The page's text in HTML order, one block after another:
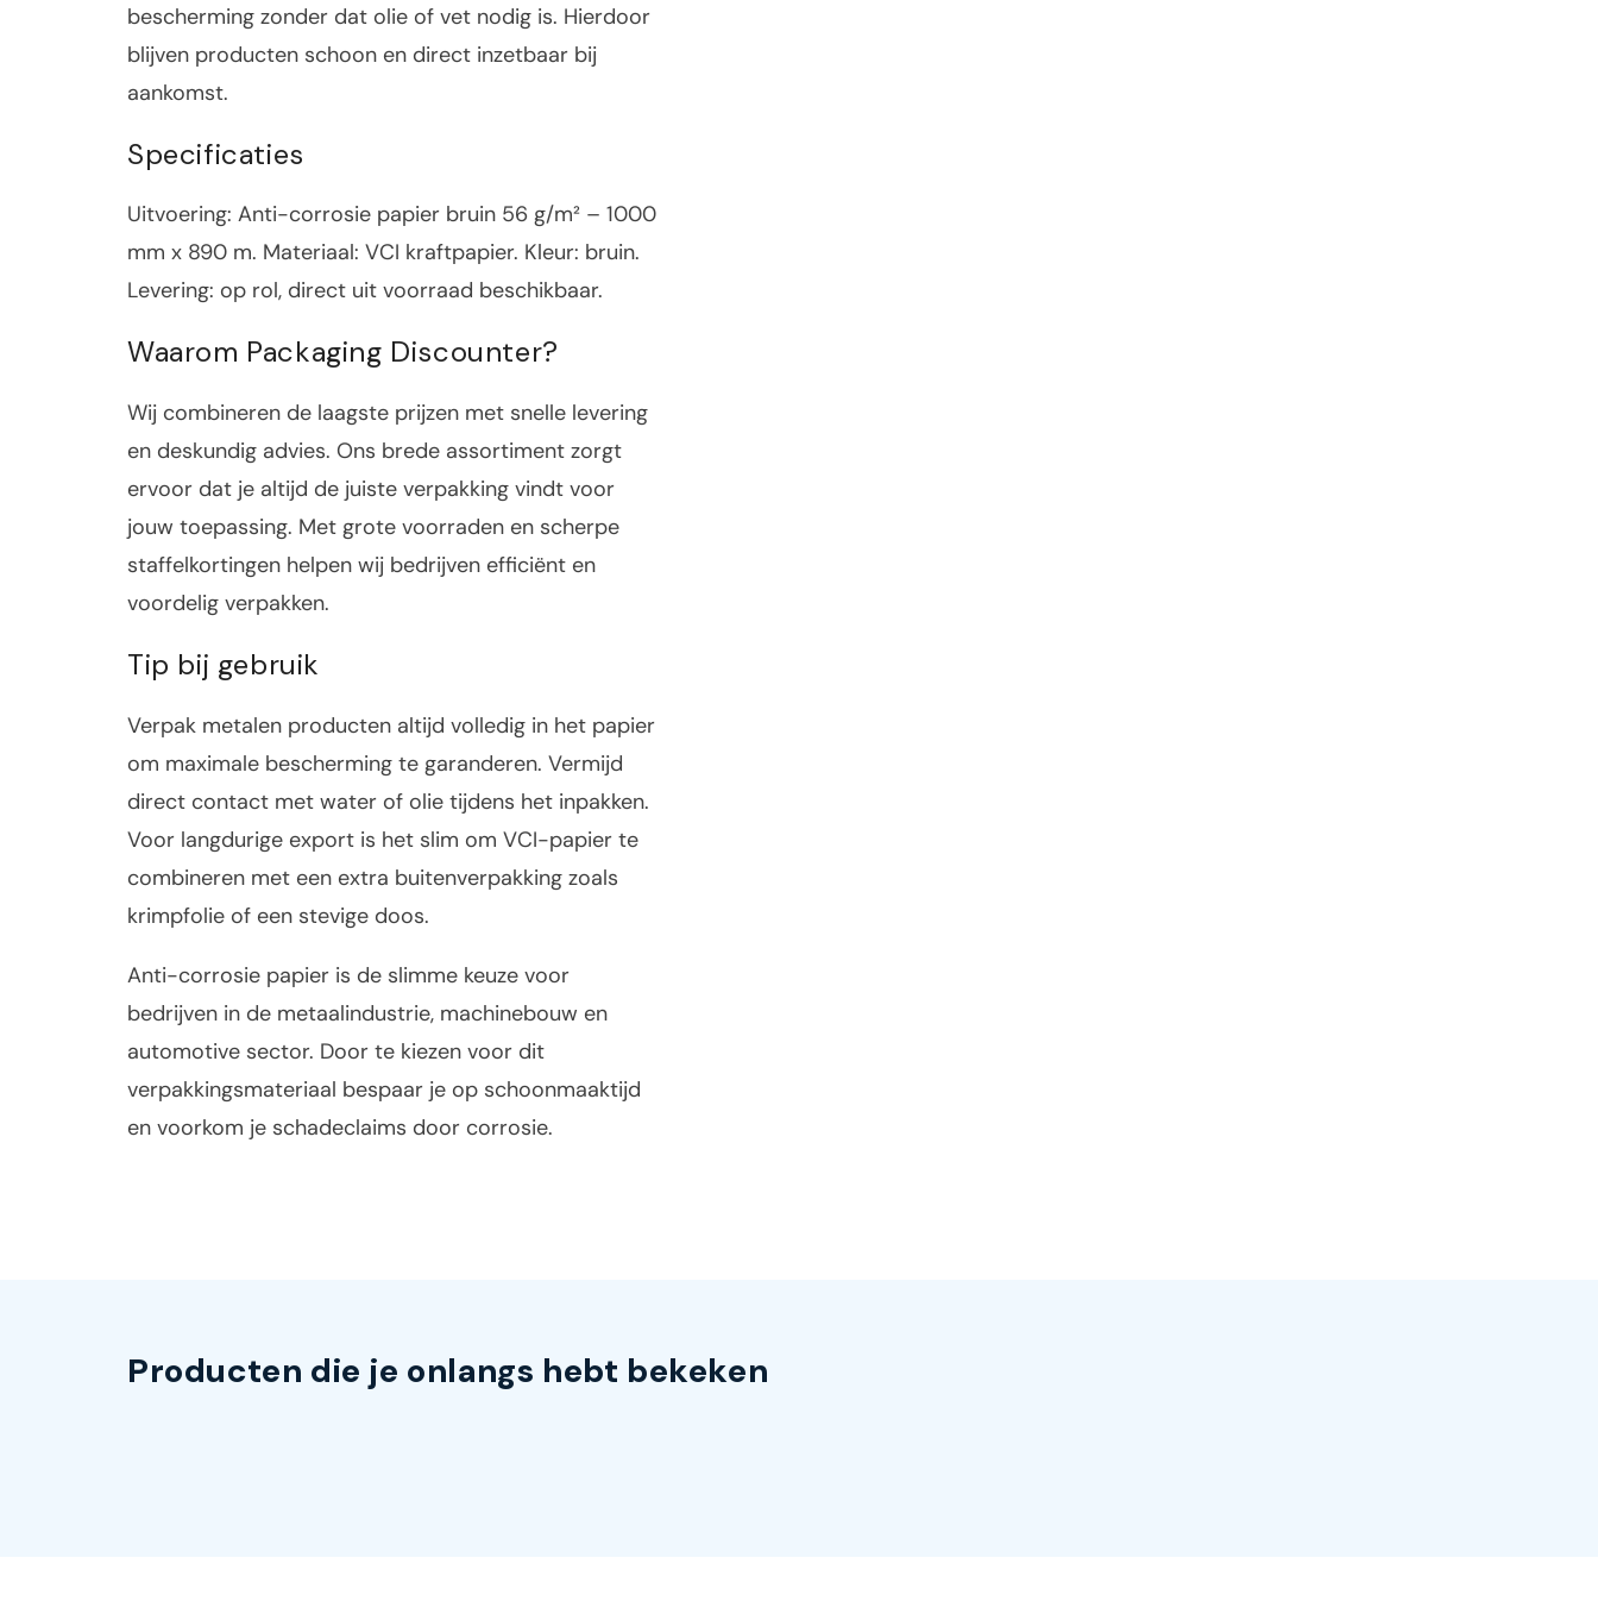
bescherming zonder dat olie of vet nodig is. Hierdoor
blijven producten schoon en direct inzetbaar bij
aankomst.
Specificaties
Uitvoering: Anti-corrosie papier bruin 56 g/m² – 1000
mm x 890 m. Materiaal: VCI kraftpapier. Kleur: bruin.
Levering: op rol, direct uit voorraad beschikbaar.
Waarom Packaging Discounter?
Wij combineren de laagste prijzen met snelle levering
en deskundig advies. Ons brede assortiment zorgt
ervoor dat je altijd de juiste verpakking vindt voor
jouw toepassing. Met grote voorraden en scherpe
staffelkortingen helpen wij bedrijven efficiënt en
voordelig verpakken.
Tip bij gebruik
Verpak metalen producten altijd volledig in het papier
om maximale bescherming te garanderen. Vermijd
direct contact met water of olie tijdens het inpakken.
Voor langdurige export is het slim om VCI-papier te
combineren met een extra buitenverpakking zoals
krimpfolie of een stevige doos.
Anti-corrosie papier is de slimme keuze voor
bedrijven in de metaalindustrie, machinebouw en
automotive sector. Door te kiezen voor dit
verpakkingsmateriaal bespaar je op schoonmaaktijd
en voorkom je schadeclaims door corrosie.
Producten die je onlangs hebt bekeken